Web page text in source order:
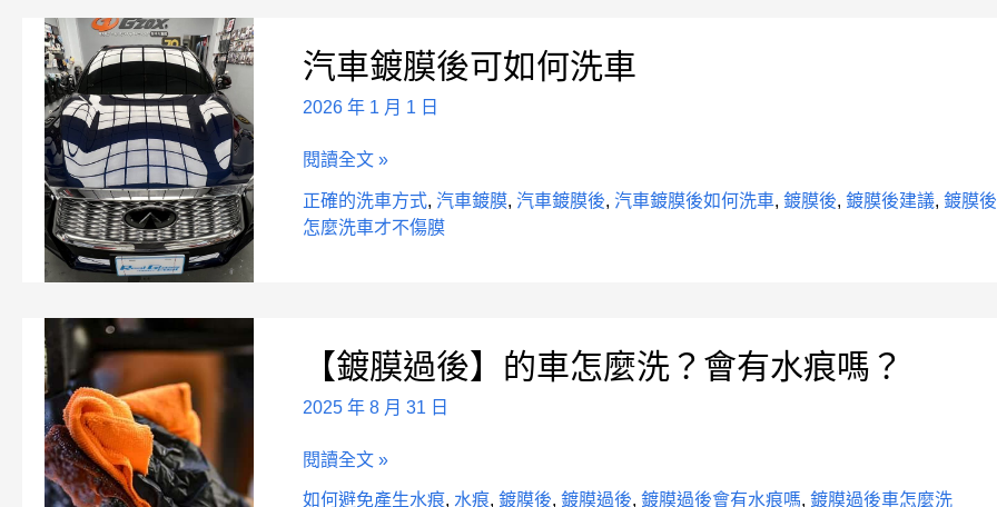
汽車鍍膜後可如何洗車
2026 年 1 月 1 日
車
鍍
膜
可
如
何
閱讀全文 »
正確的洗車方式,汽車鍍膜,汽車鍍膜後,汽車鍍膜後如何洗車,鍍膜後,鍍膜後建議,鍍膜後
怎麼洗車才不傷膜
【鍍膜過後】的車怎麼洗？會有水痕嗎？
2025 年 8 月 31 日
後】
車
怎
閱讀全文 »
如何避免產生水痕,水痕,鍍膜後,鍍膜過後,鍍膜過後會有水痕嗎,鍍膜過後車怎麼洗